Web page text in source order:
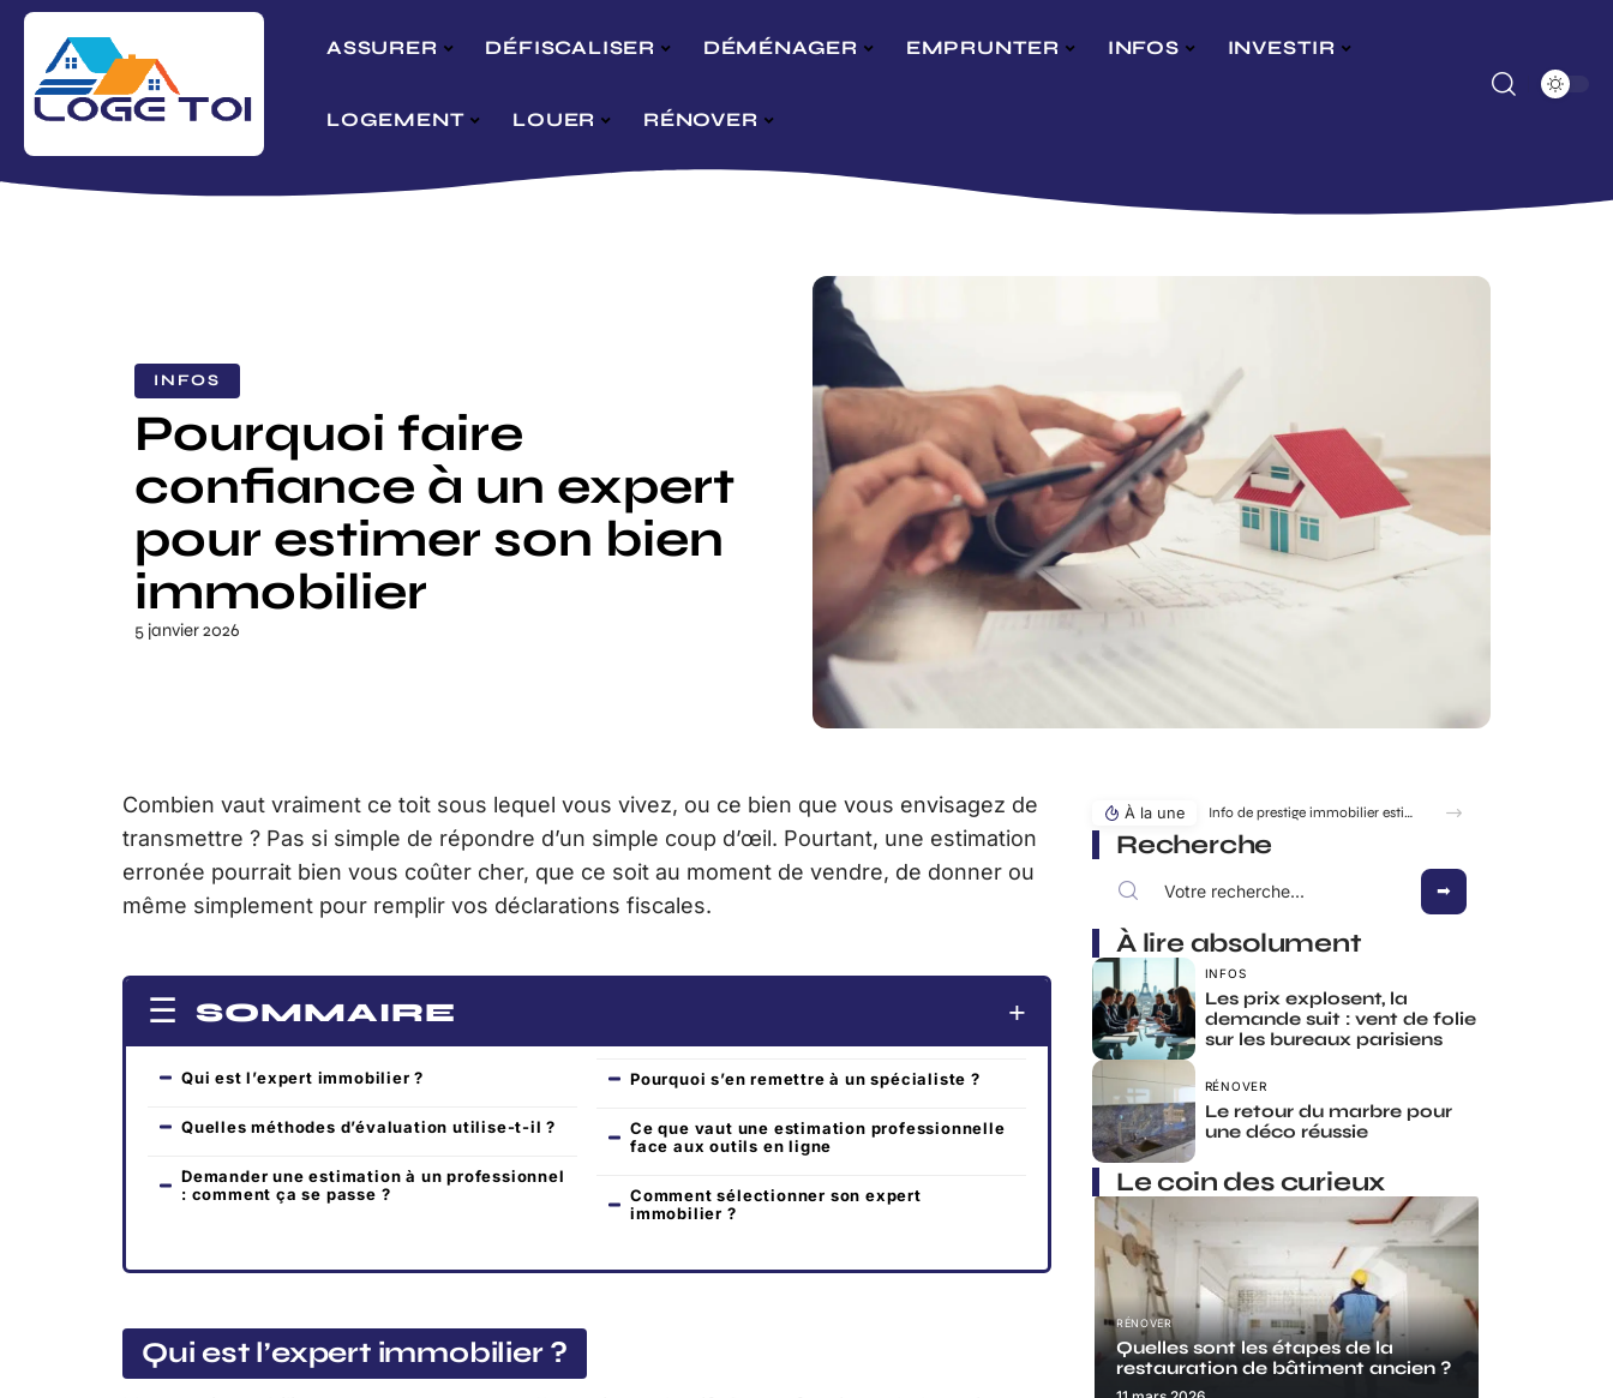
ASSURER DÉFISCALISER DÉMÉNAGER EMPRUNTER INFOS INVESTIR
LOGEMENT LOUER RÉNOVER
INFOS
Pourquoi faire
confiance à un expert
pour estimer son bien
immobilier
5 janvier 2026
Combien vaut vraiment ce toit sous lequel vous vivez, ou ce bien que vous envisagez de
transmettre ? Pas si simple de répondre d’un simple coup d’œil. Pourtant, une estimation
erronée pourrait bien vous coûter cher, que ce soit au moment de vendre, de donner ou
même simplement pour remplir vos déclarations fiscales.
SOMMAIRE
Qui est l’expert immobilier ?
Quelles méthodes d’évaluation utilise-t-il ?
Demander une estimation à un professionnel
: comment ça se passe ?
Pourquoi s’en remettre à un spécialiste ?
Ce que vaut une estimation professionnelle
face aux outils en ligne
Comment sélectionner son expert
immobilier ?
Qui est l’expert immobilier ?
À la une Info de prestige immobilier estimation immobilier : la méthode des vrais biens d’exception
Recherche
À lire absolument
INFOS
Les prix explosent, la
demande suit : vent de folie
sur les bureaux parisiens
RÉNOVER
Le retour du marbre pour
une déco réussie
Le coin des curieux
RÉNOVER
Quelles sont les étapes de la
restauration de bâtiment ancien ?